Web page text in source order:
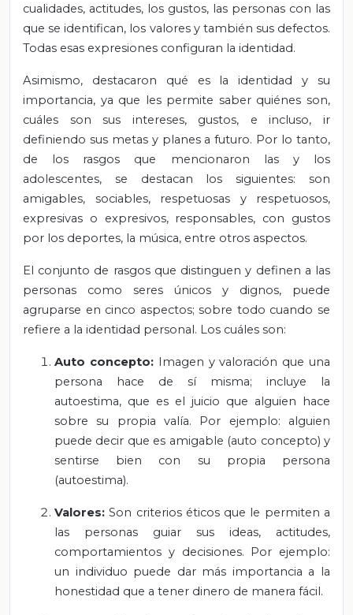
cualidades, actitudes, los gustos, las personas con las
que se identifican, los valores y también sus defectos.
Todas esas expresiones configuran la identidad.
Asimismo, destacaron qué es la identidad y su
importancia, ya que les permite saber quiénes son,
cuáles son sus intereses, gustos, e incluso, ir
definiendo sus metas y planes a futuro. Por lo tanto,
de los rasgos que mencionaron las y los
adolescentes, se destacan los siguientes: son
amigables, sociables, respetuosas y respetuosos,
expresivas o expresivos, responsables, con gustos
por los deportes, la música, entre otros aspectos.
El conjunto de rasgos que distinguen y definen a las
personas como seres únicos y dignos, puede
agruparse en cinco aspectos; sobre todo cuando se
refiere a la identidad personal. Los cuáles son:
Auto concepto: Imagen y valoración que una
persona hace de sí misma; incluye la
autoestima, que es el juicio que alguien hace
sobre su propia valía. Por ejemplo: alguien
puede decir que es amigable (auto concepto) y
sentirse bien con su propia persona
(autoestima).
Valores:Son criterios éticos que le permiten a
las personas guiar sus ideas, actitudes,
comportamientos y decisiones. Por ejemplo:
un individuo puede dar más importancia a la
honestidad que a tener dinero de manera fácil.